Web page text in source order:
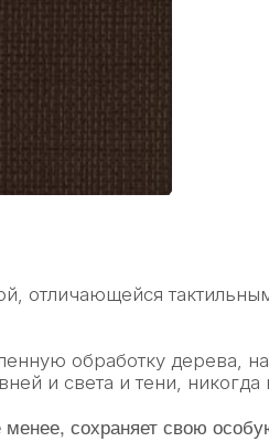
отличающейся
обработку дерева,
и света и тени, никогда
сохраняет свою